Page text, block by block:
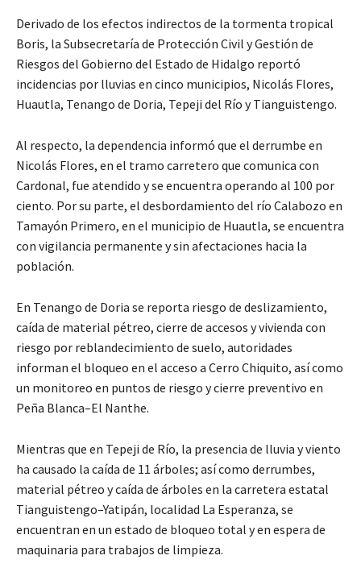
Derivado de los efectos indirectos de la tormenta tropical
Boris, la Subsecretaría de Protección Civil y Gestión de
Riesgos del Gobierno del Estado de Hidalgo reportó
incidencias por lluvias en cinco municipios, Nicolás Flores,
Huautla, Tenango de Doria, Tepeji del Río y Tianguistengo.
Al respecto, la dependencia informó que el derrumbe en
Nicolás Flores, en el tramo carretero que comunica con
Cardonal, fue atendido y se encuentra operando al 100 por
ciento. Por su parte, el desbordamiento del río Calabozo en
Tamayón Primero, en el municipio de Huautla, se encuentra
con vigilancia permanente y sin afectaciones hacia la
población.
En Tenango de Doria se reporta riesgo de deslizamiento,
caída de material pétreo, cierre de accesos y vivienda con
riesgo por reblandecimiento de suelo, autoridades
informan el bloqueo en el acceso a Cerro Chiquito, así como
un monitoreo en puntos de riesgo y cierre preventivo en
Peña Blanca–El Nanthe.
Mientras que en Tepeji de Río, la presencia de lluvia y viento
ha causado la caída de 11 árboles; así como derrumbes,
material pétreo y caída de árboles en la carretera estatal
Tianguistengo–Yatipán, localidad La Esperanza, se
encuentran en un estado de bloqueo total y en espera de
maquinaria para trabajos de limpieza.